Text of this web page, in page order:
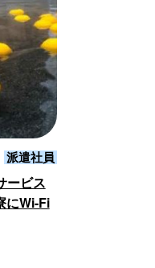
派遣社員
ービス
にWi-Fi